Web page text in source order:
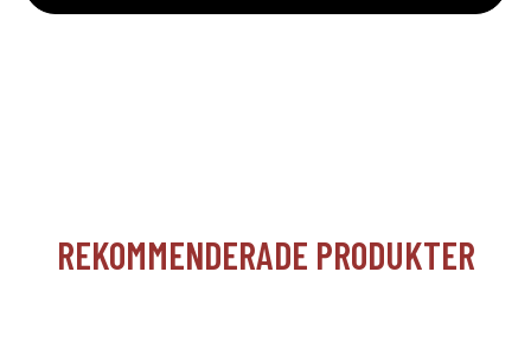
REKOMMENDERADE PRODUKTER